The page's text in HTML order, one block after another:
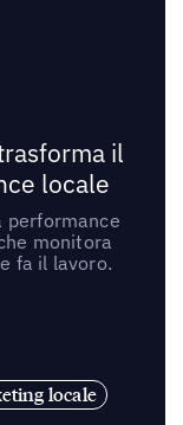
il
locale
performance
monitora
fa il lavoro.
locale